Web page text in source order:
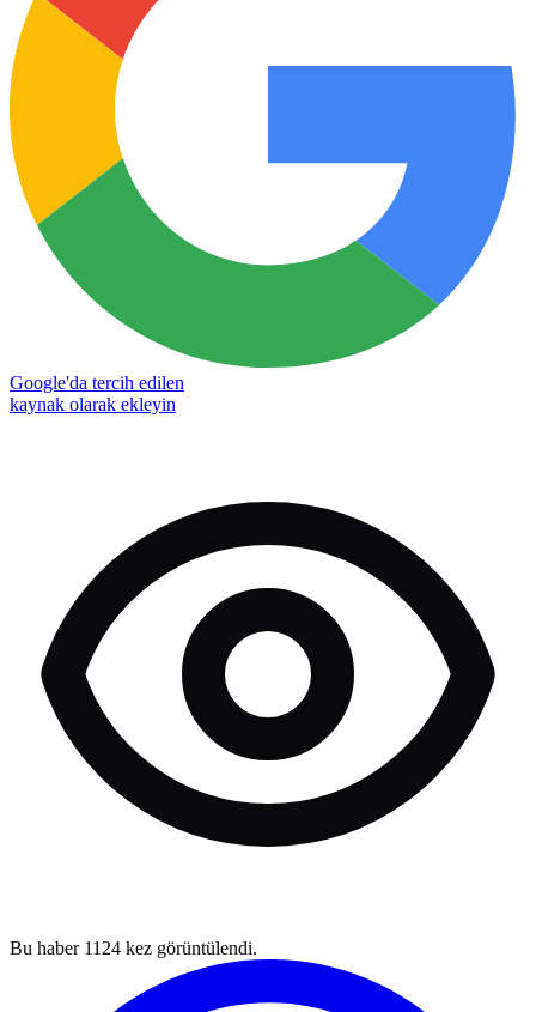
Google'da tercih edilen
kaynak olarak ekleyin
Bu haber 1124 kez görüntülendi.